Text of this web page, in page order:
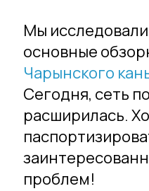
Мы
основные
Чарынского
Сегодня, сеть
расширилась.
проблем!